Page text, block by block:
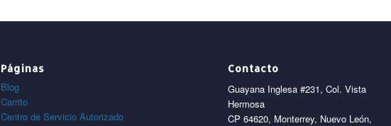
Páginas
Blog
Carrito
Centro de Servicio Autorizado
Contacto
Guayana Inglesa #231, Col. Vista
Hermosa
CP 64620, Monterrey, Nuevo León,